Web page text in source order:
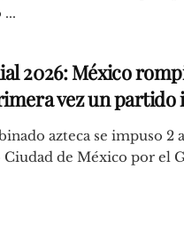
2026: México
vez un partido
azteca se impuso 2
Ciudad de México por el